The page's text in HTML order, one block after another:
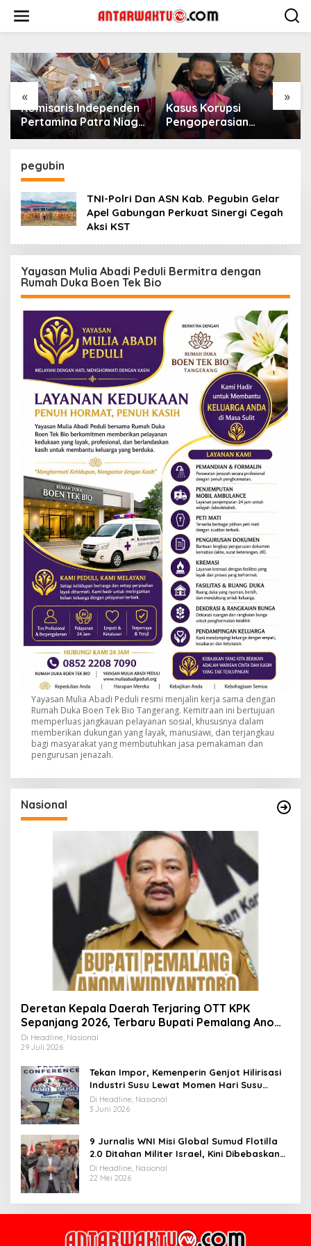
konten
« »
Komisaris Independen
Pertamina Patra Niaga
Terpikat Produk UMKM
Sentuhan
Kemanusiaan dan
Keberlanjutan
Kasus Korupsi
Pengoperasian
Pesawat APK: Mantan
pegubin
TNI-Polri Dan ASN Kab. Pegubin Gelar
Apel Gabungan Perkuat Sinergi Cegah
Aksi KST
Yayasan Mulia Abadi Peduli Bermitra dengan
Rumah Duka Boen Tek Bio
Yayasan Mulia Abadi Peduli resmi menjalin kerja sama dengan
Rumah Duka Boen Tek Bio Tangerang. Kemitraan ini bertujuan
memperluas jangkauan pelayanan sosial, khususnya dalam
memberikan dukungan yang layak, manusiawi, dan terjangkau
bagi masyarakat yang membutuhkan jasa pemakaman dan
pengurusan jenazah.
Nasional
Deretan Kepala Daerah Terjaring OTT KPK
Sepanjang 2026, Terbaru Bupati Pemalang Anom
Widiyantoro
Di Headline, Nasional
29 Juli 2026
Tekan Impor, Kemenperin Genjot Hilirisasi
Industri Susu Lewat Momen Hari Susu
Nusantara 2026
Di Headline, Nasional
3 Juni 2026
9 Jurnalis WNI Misi Global Sumud Flotilla
2.0 Ditahan Militer Israel, Kini Dibebaskan
dan Dievakuasi ke Istanbul
Di Headline, Nasional
22 Mei 2026